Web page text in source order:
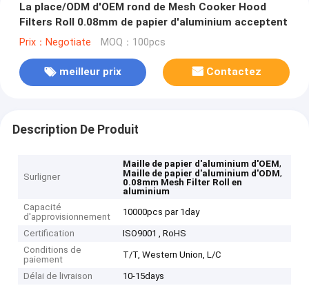
La place/ODM d'OEM rond de Mesh Cooker Hood
Filters Roll 0.08mm de papier d'aluminium acceptent
Prix：Negotiate MOQ：100pcs
meilleur prix Contactez
Description De Produit
Surligner
Maille de papier d'aluminium d'OEM,
Maille de papier d'aluminium d'ODM,
0.08mm Mesh Filter Roll en
aluminium
Capacité
d'approvisionnement
10000pcs par 1day
Certification
ISO9001 , RoHS
Conditions de
paiement
T/T, Western Union, L/C
Délai de livraison
10-15days